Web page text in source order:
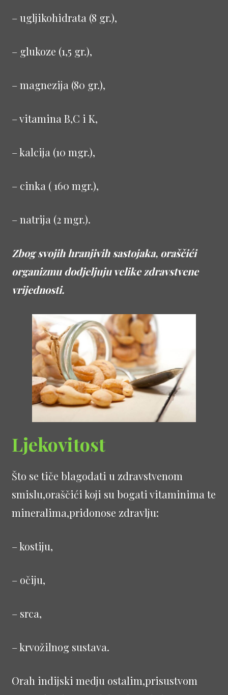
– ugljikohidrata (8 gr.),
– glukoze (1,5 gr.),
– magnezija (80 gr.),
– vitamina B,C i K,
– kalcija (10 mgr.),
– cinka ( 160 mgr.),
– natrija (2 mgr.).
Zbog svojih hranjivih sastojaka, oraščići
organizmu dodjeljuju velike zdravstvene
vrijednosti.
Ljekovitost
Što se tiče blagodati u zdravstvenom
smislu,oraščići koji su bogati vitaminima te
mineralima,pridonose zdravlju:
– kostiju,
– očiju,
– srca,
– krvožilnog sustava.
Orah indijski medju ostalim,prisustvom